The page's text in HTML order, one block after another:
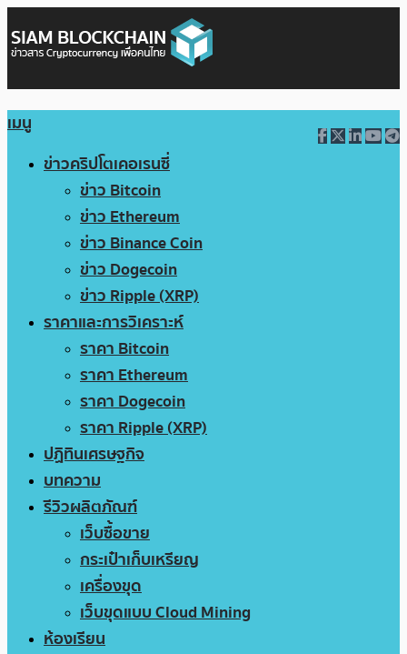
เมนู
ข่าวคริปโตเคอเรนซี่
ข่าว Bitcoin
ข่าว Ethereum
ข่าว Binance Coin
ข่าว Dogecoin
ข่าว Ripple (XRP)
ราคาและการวิเคราะห์
ราคา Bitcoin
ราคา Ethereum
ราคา Dogecoin
ราคา Ripple (XRP)
ปฏิทินเศรษฐกิจ
บทความ
รีวิวผลิตภัณฑ์
เว็บซื้อขาย
กระเป๋าเก็บเหรียญ
เครื่องขุด
เว็บขุดแบบ Cloud Mining
ห้องเรียน